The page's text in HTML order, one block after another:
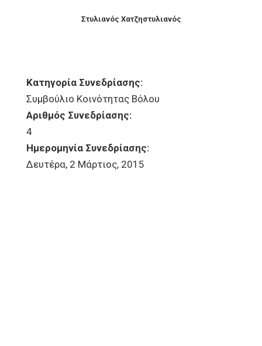
Στυλιανός Χατζηστυλιανός
Κατηγορία Συνεδρίασης:
Συμβούλιο Κοινότητας Βόλου
Αριθμός Συνεδρίασης:
4
Ημερομηνία Συνεδρίασης:
Δευτέρα, 2 Μάρτιος, 2015